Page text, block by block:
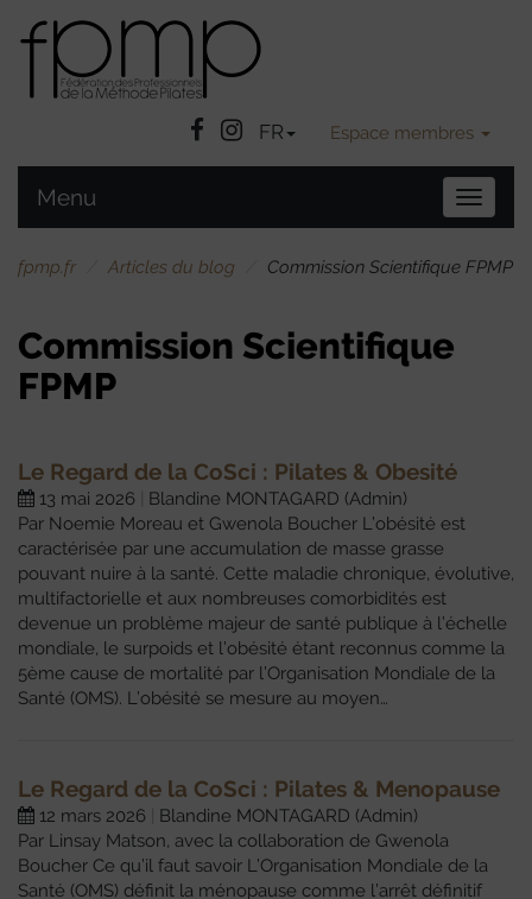
Facebook
Instatgram
FR Espace membres
la
Menu
fpmp.fr Articles du blog Commission Scientifique FPMP
Commission Scientifique
FPMP
Le Regard de la CoSci : Pilates & Obesité
13 mai 2026
Blandine MONTAGARD (Admin)
Par Noemie Moreau et Gwenola Boucher L’obésité est
caractérisée par une accumulation de masse grasse
pouvant nuire à la santé. Cette maladie chronique, évolutive,
multifactorielle et aux nombreuses comorbidités est
devenue un problème majeur de santé publique à l’échelle
mondiale, le surpoids et l’obésité étant reconnus comme la
5ème cause de mortalité par l’Organisation Mondiale de la
Santé (OMS). L’obésité se mesure au moyen…
Le Regard de la CoSci : Pilates & Menopause
12 mars 2026
Blandine MONTAGARD (Admin)
Par Linsay Matson, avec la collaboration de Gwenola
Boucher Ce qu’il faut savoir L’Organisation Mondiale de la
Santé (OMS) définit la ménopause comme l’arrêt définitif